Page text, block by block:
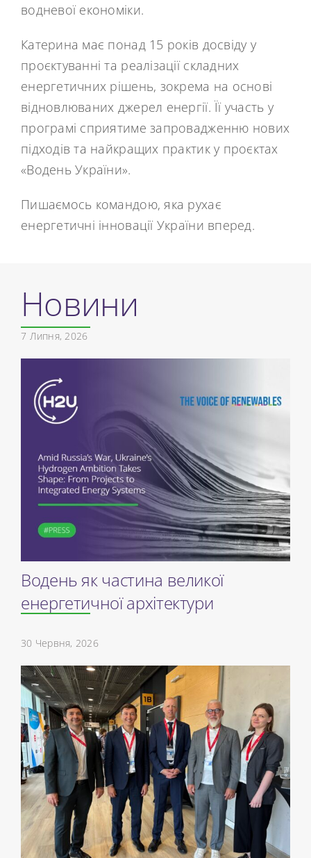
водневої економіки.
Катерина має понад 15 років досвіду у
проєктуванні та реалізації складних
енергетичних рішень, зокрема на основі
відновлюваних джерел енергії. Її участь у
програмі сприятиме запровадженню нових
підходів та найкращих практик у проєктах
«Водень України».
Пишаємось командою, яка рухає
енергетичні інновації України вперед.
Новини
7 Липня, 2026
Водень як частина великої
енергетичної архітектури
30 Червня, 2026